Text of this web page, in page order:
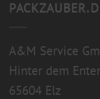
A&M Service
Hinter dem
65604 Elz